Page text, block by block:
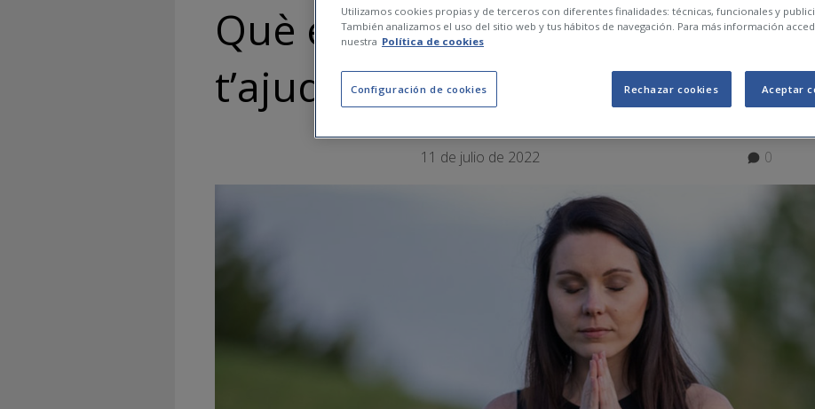
Què és la visualització guiada
t’ajuda a desestressar-te
11 de julio de 2022 0
Utilizamos cookies propias y de terceros con diferentes finalidades: técnicas, funcionales y
También analizamos el uso del sitio web y tus hábitos de navegación. Para más información
nuestra Política de cookies
Configuración de cookies Rechazar cookies Aceptar